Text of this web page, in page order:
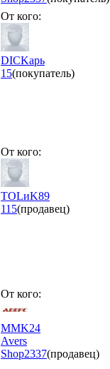
От кого:
DICKарь
15(покупатель)
От кого:
TOLиK89
115(продавец)
От кого:
MMK24
Avers
Shop2337(продавец)